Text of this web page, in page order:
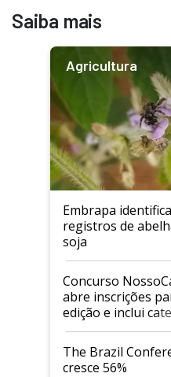
Saiba mais
Agricultura
Embrapa
registros de
soja
Concurso
abre inscrições
edição e inclui
cafés Canephora
The Brazil
cresce 56%